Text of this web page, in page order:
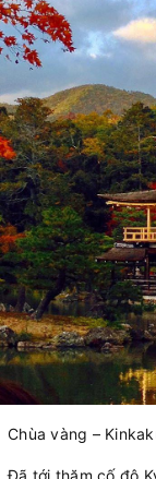
Chùa vàng –
Đã tới thăm cố đô